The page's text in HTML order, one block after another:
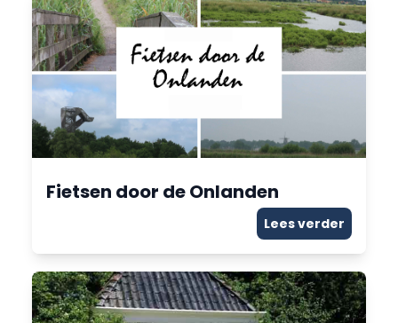
Fietsen door de Onlanden
Lees verder